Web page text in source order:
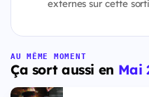
externes sur cette
AU MÊME MOMENT
Ça sort aussi en Mai